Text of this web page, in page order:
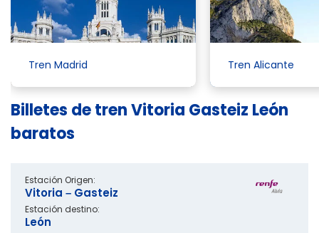
Tren Madrid Tren Alicante
Billetes de tren Vitoria Gasteiz León
baratos
Estación Origen:
Vitoria – Gasteiz
Estación destino:
León